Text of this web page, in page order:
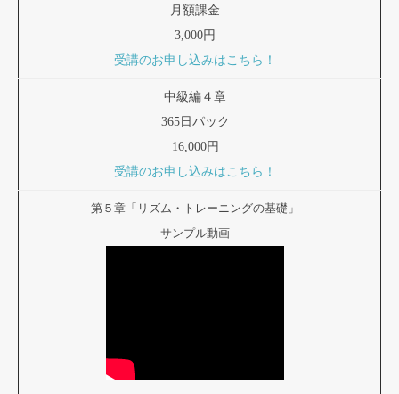
月額課金
3,000円
受講のお申し込みはこちら！
中級編４章
365日パック
16,000円
受講のお申し込みはこちら！
第５章「リズム・トレーニングの基礎」
サンプル動画